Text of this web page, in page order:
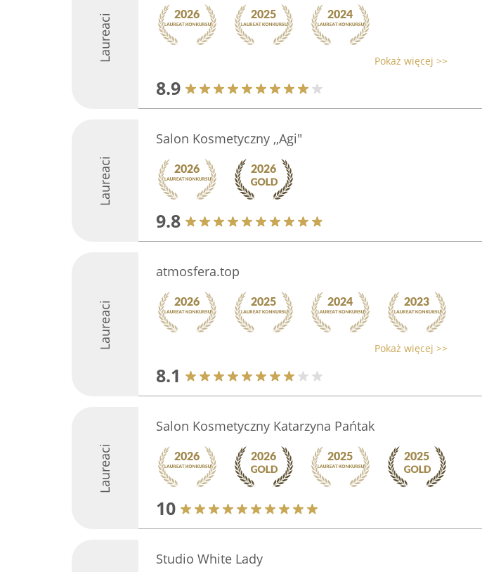
Laureaci Pokaż więcej >>
8.9
Laureaci
Salon Kosmetyczny ,,Agi"
9.8
Laureaci
atmosfera.top
Pokaż więcej >>
8.1
Laureaci
Salon Kosmetyczny Katarzyna Pańtak
10
Studio White Lady